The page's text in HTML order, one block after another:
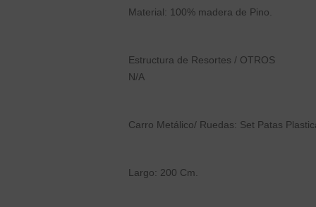
Material: 100% madera de Pino.
Estructura de Resortes / OTROS
N/A
Carro Metálico/ Ruedas: Set Patas
Largo: 200 Cm.